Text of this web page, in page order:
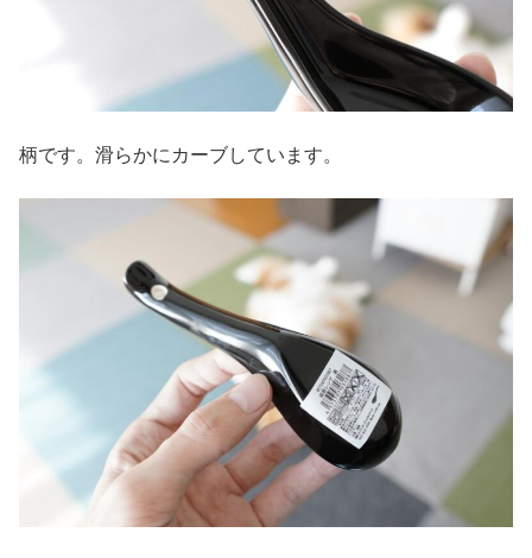
柄です。滑らかにカーブしています。